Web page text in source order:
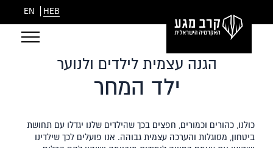
HEB
EN
הגנה עצמית לילדים ולנוער
ילד המחר
כולנו, כהורים וכמורים, חפצים בכך שהילדים שלנו יגדלו עם תחושת
ביטחון, מסוגלות והערכה עצמית גבוהה. אנו פועלים לכך שילדינו